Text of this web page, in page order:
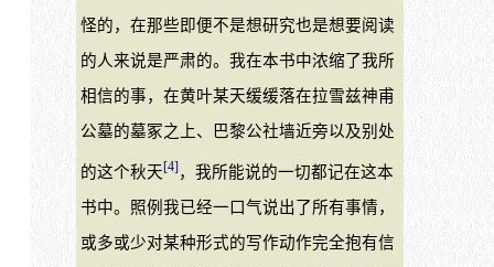
怪的，在那些即便不是想研究也是想要阅读
的人来说是严肃的。我在本书中浓缩了我所
相信的事，在黄叶某天缓缓落在拉雪兹神甫
公墓的墓冢之上、巴黎公社墙近旁以及别处
的这个秋天[4]，我所能说的一切都记在这本
书中。照例我已经一口气说出了所有事情，
或多或少对某种形式的写作动作完全抱有信